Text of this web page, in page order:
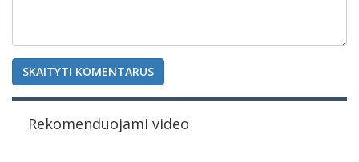
SKAITYTI KOMENTARUS
Rekomenduojami video